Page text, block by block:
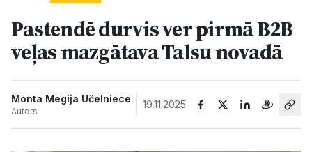
Ziņas
Dzīvesstils
Pastendē durvis ver pirmā B2B
veļas mazgātava Talsu novadā
Monta Megija Učelniece
Autors
19.11.2025